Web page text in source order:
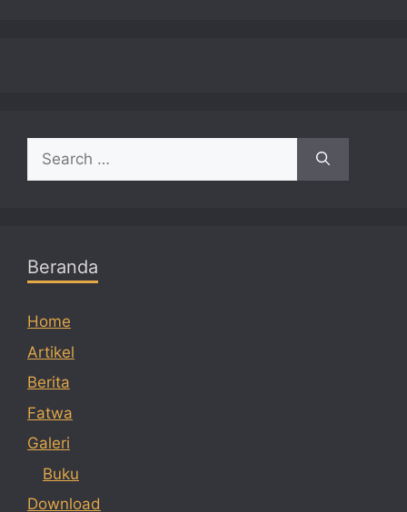
Search
for:
Beranda
Home
Artikel
Berita
Fatwa
Galeri
Buku
Download